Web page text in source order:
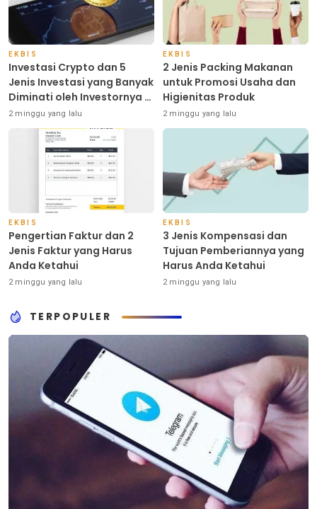
EKBIS
Investasi Crypto dan 5
Jenis Investasi yang Banyak
Diminati oleh Investornya di
Indonesia
2 minggu yang lalu
EKBIS
2 Jenis Packing Makanan
untuk Promosi Usaha dan
Higienitas Produk
2 minggu yang lalu
EKBIS
Pengertian Faktur dan 2
Jenis Faktur yang Harus
Anda Ketahui
2 minggu yang lalu
EKBIS
3 Jenis Kompensasi dan
Tujuan Pemberiannya yang
Harus Anda Ketahui
2 minggu yang lalu
TERPOPULER